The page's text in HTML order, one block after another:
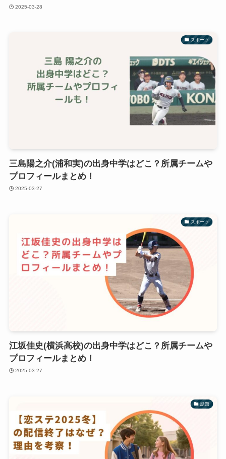
2025-03-28
スポーツ
三島陽之介(浦和実)の出身中学はどこ？所属チームや
プロフィールまとめ！
2025-03-27
スポーツ
江坂佳史(横浜高校)の出身中学はどこ？所属チームや
プロフィールまとめ！
2025-03-27
話題